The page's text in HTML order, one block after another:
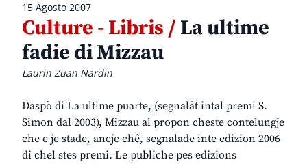
15 Agosto 2007
Culture - Libris /La ultime
fadie di Mizzau
Laurin Zuan Nardin
Daspò di La ultime puarte, (segnalât intal premi S.
Simon dal 2003), Mizzau al propon cheste contelungje
che e je stade, ancje chê, segnalade inte edizion 2006
di chel stes premi. Le publiche pes edizions